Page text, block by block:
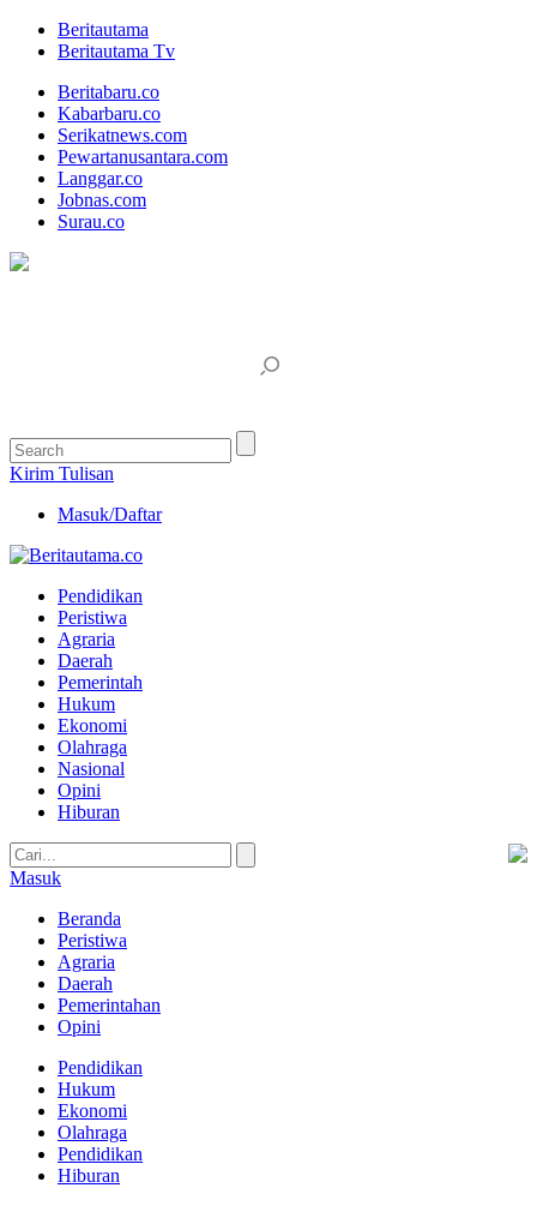
Beritautama
Beritautama Tv
Beritabaru.co
Kabarbaru.co
Serikatnews.com
Pewartanusantara.com
Langgar.co
Jobnas.com
Surau.co
Kirim Tulisan
Masuk/Daftar
Pendidikan
Peristiwa
Agraria
Daerah
Pemerintah
Hukum
Ekonomi
Olahraga
Nasional
Opini
Hiburan
Masuk
Beranda
Peristiwa
Agraria
Daerah
Pemerintahan
Opini
Pendidikan
Hukum
Ekonomi
Olahraga
Pendidikan
Hiburan